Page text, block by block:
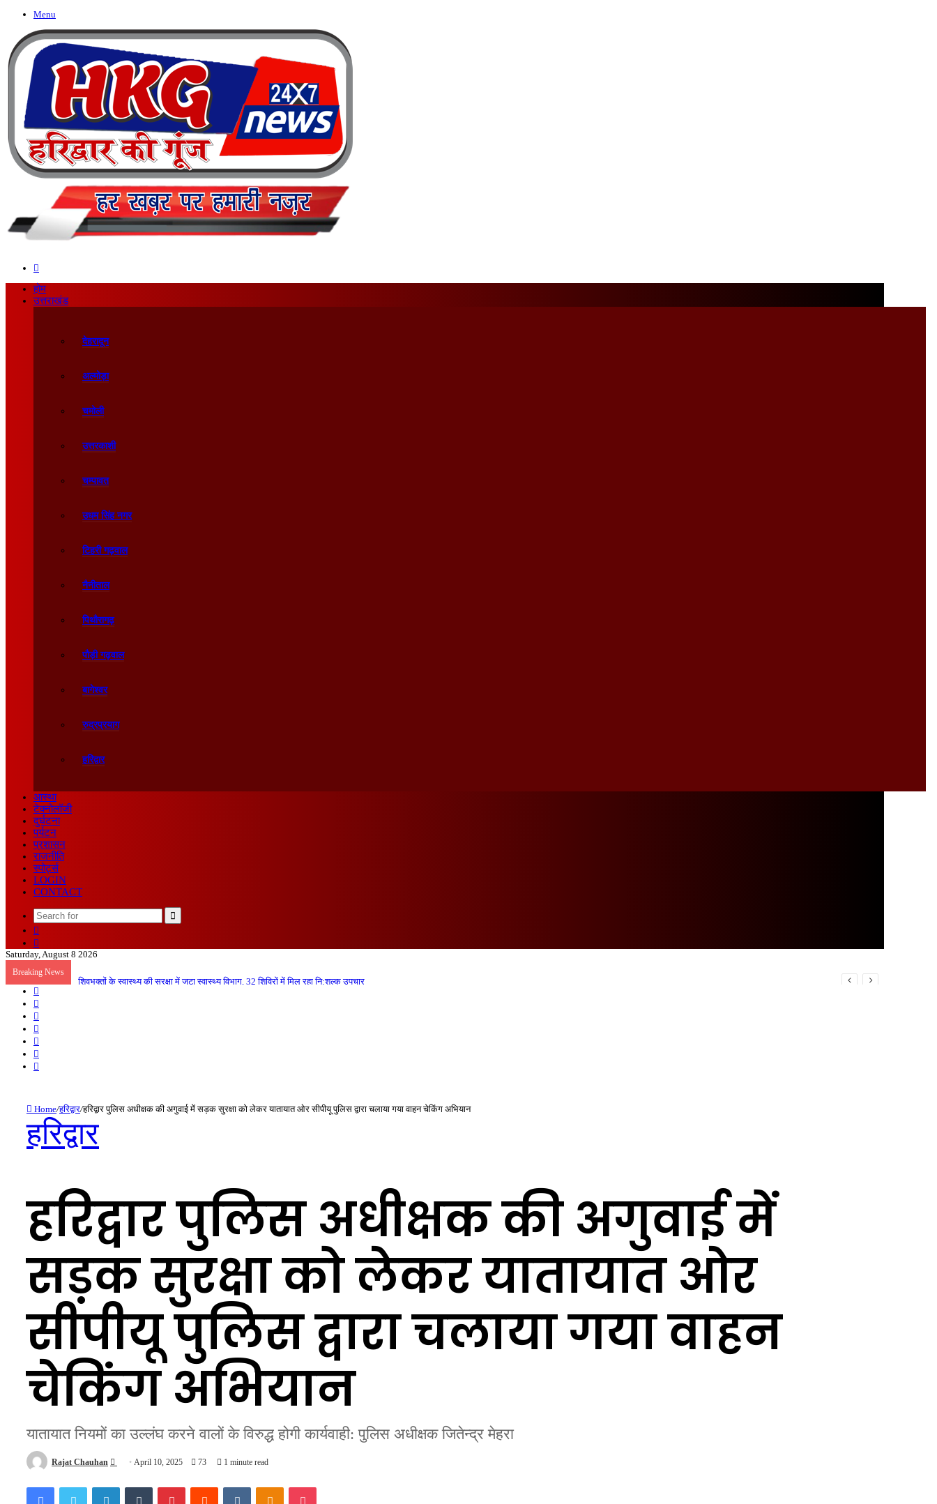
Menu
होम
उत्तराखंड
देहरादून
अल्मोड़ा
चमोली
उत्तरकाशी
चम्पावत
उधम सिंह नगर
टिहरी गढ़वाल
नैनीताल
पिथौरागढ़
पौड़ी गढ़वाल
बागेश्वर
रुद्रप्रयाग
हरिद्वार
आस्था
टेक्नोलॉजी
दुर्घटना
पर्यटन
प्रशासन
राजनीति
स्पोर्ट्स
LOGIN
CONTACT
Search
Article
Saturday, August 8 2026
Breaking News
जिला कारागार में गंगा कथा का आयोजन
Home/हरिद्वार/हरिद्वार पुलिस अधीक्षक की अगुवाई में सड़क सुरक्षा को लेकर यातायात ओर सीपीयू पुलिस द्वारा चलाया गया वाहन चेकिंग अभियान
हरिद्वार
हरिद्वार पुलिस अधीक्षक की अगुवाई में
सड़क सुरक्षा को लेकर यातायात ओर
सीपीयू पुलिस द्वारा चलाया गया वाहन
चेकिंग अभियान
यातायात नियमों का उल्लंघ करने वालों के विरुद्ध होगी कार्यवाही: पुलिस अधीक्षक जितेन्द्र मेहरा
Rajat Chauhan
Send April 10, 2025 73 1 minute read
FacebookTwitter LinkedInTumblr PinterestReddit VKontakteOdnoklassniki
Pocket